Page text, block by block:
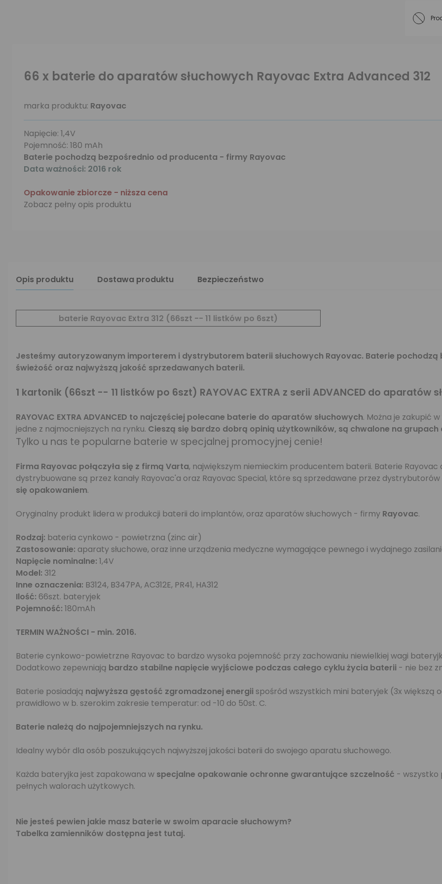
66 x baterie do aparatów słuchowych Rayovac Extra Advanced 312
marka produktu: Rayovac
Napięcie: 1,4V
Pojemność: 180 mAh
Baterie pochodzą bezpośrednio od producenta - firmy Rayovac
Data ważności: 2016 rok
Opakowanie zbiorcze - niższa cena
Zobacz pełny opis produktu
Opis produktu Dostawa produktu Bezpieczeństwo
baterie Rayovac Extra 312 (66szt -- 11 listków po 6szt)
Jesteśmy autoryzowanym importerem i dystrybutorem baterii słuchowych Rayovac. Baterie pochodzą
świeżość oraz najwyższą jakość sprzedawanych baterii.
1 kartonik (66szt -- 11 listków po 6szt) RAYOVAC EXTRA z serii ADVANCED do aparatów
RAYOVAC EXTRA ADVANCED to najczęściej polecane baterie do aparatów słuchowych. Można je zakupić
jedne z najmocniejszych na rynku. Cieszą się bardzo dobrą opinią użytkowników, są chwalone na grupach
Tylko u nas te popularne baterie w specjalnej promocyjnej cenie!
Firma Rayovac połączyła się z firmą Varta, największym niemieckim producentem baterii. Baterie Rayovac
dystrybuowane są przez kanały Rayovac'a oraz Rayovac Special, które są sprzedawane przez dystrybutorów
się opakowaniem.
Oryginalny produkt lidera w produkcji baterii do implantów, oraz aparatów słuchowych - firmy Rayovac.
Rodzaj: bateria cynkowo - powietrzna (zinc air)
Zastosowanie: aparaty słuchowe, oraz inne urządzenia medyczne wymagające pewnego i wydajnego
Napięcie nominalne: 1,4V
Model: 312
Inne oznaczenia: B3124, B347PA, AC312E, PR41, HA312
Ilość: 66szt. bateryjek
Pojemność: 180mAh
TERMIN WAŻNOŚCI - min. 2016.
Baterie cynkowo-powietrzne Rayovac to bardzo wysoka pojemność przy zachowaniu niewielkiej wagi
Dodatkowo zepewniają bardzo stabilne napięcie wyjściowe podczas całego cyklu życia baterii - nie bez
Baterie posiadają najwyższa gęstość zgromadzonej energii spośród wszystkich mini bateryjek (3x większą
prawidłowo w b. szerokim zakresie temperatur: od -10 do 50st. C.
Baterie należą do najpojemniejszych na rynku.
Idealny wybór dla osób poszukujących najwyższej jakości baterii do swojego aparatu słuchowego.
Każda bateryjka jest zapakowana w specjalne opakowanie ochronne gwarantujące szczelność - wszystko
pełnych walorach użytkowych.
Nie jesteś pewien jakie masz baterie w swoim aparacie słuchowym?
Tabelka zamienników dostępna jest tutaj.